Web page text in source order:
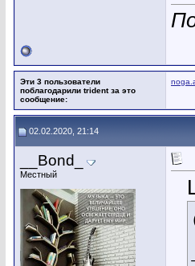
Эти 3 пользователи
поблагодарили trident за это
сообщение:
02.02.2020, 21:14
__Bond_
Местный